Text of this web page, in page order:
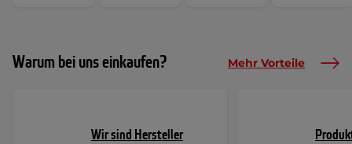
Warum bei uns einkaufen? Mehr Vorteile
Wir sind Hersteller